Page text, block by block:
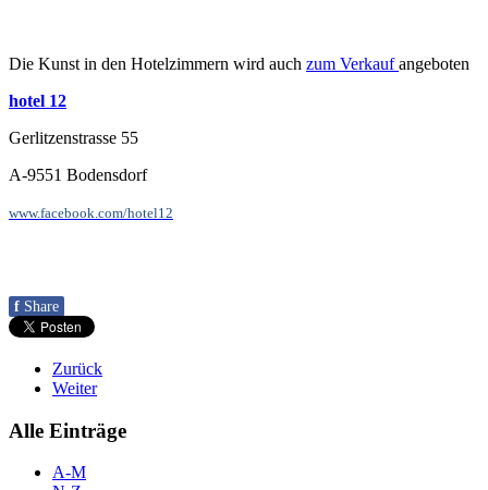
Die Kunst in den Hotelzimmern wird auch zum Verkaufangeboten
hotel 12
Gerlitzenstrasse 55
A-9551 Bodensdorf
www.facebook.com/hotel12
f Share
Zurück
Weiter
Alle Einträge
A-M